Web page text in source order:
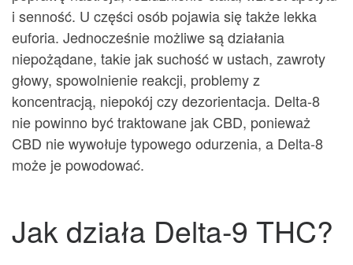
i senność. U części osób pojawia się także lekka
euforia. Jednocześnie możliwe są działania
niepożądane, takie jak suchość w ustach, zawroty
głowy, spowolnienie reakcji, problemy z
koncentracją, niepokój czy dezorientacja. Delta-8
nie powinno być traktowane jak CBD, ponieważ
CBD nie wywołuje typowego odurzenia, a Delta-8
może je powodować.
Jak działa Delta-9 THC?